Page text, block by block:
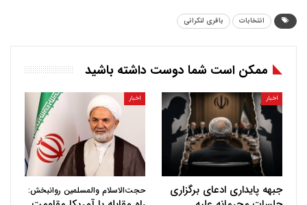
انتخابات باقری لنکرانی
ممکن است شما دوست داشته باشید
اخبار
جبهه پایداری ادعای برگزاری
اخبار
حجت‌الاسلام والمسلمین روانبخش: